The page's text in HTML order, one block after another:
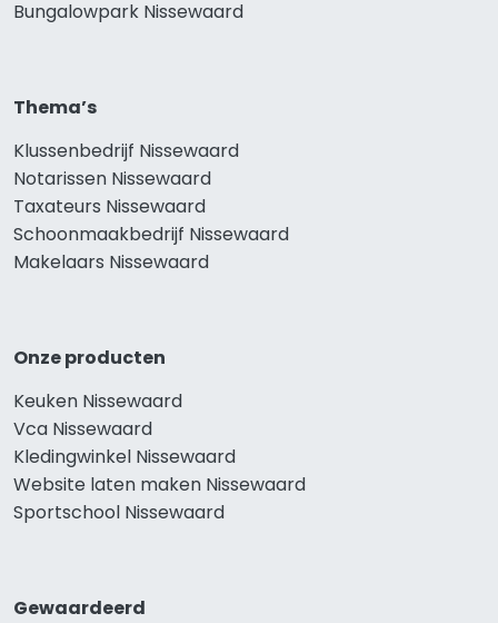
Bungalowpark Nissewaard
Thema’s
Klussenbedrijf Nissewaard
Notarissen Nissewaard
Taxateurs Nissewaard
Schoonmaakbedrijf Nissewaard
Makelaars Nissewaard
Onze producten
Keuken Nissewaard
Vca Nissewaard
Kledingwinkel Nissewaard
Website laten maken Nissewaard
Sportschool Nissewaard
Gewaardeerd